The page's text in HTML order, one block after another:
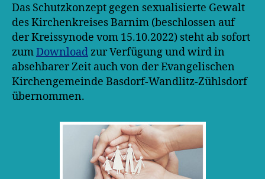
Das Schutzkonzept gegen sexualisierte Gewalt
des Kirchenkreises Barnim (beschlossen auf
der Kreissynode vom 15.10.2022) steht ab sofort
zumDownloadzur Verfügung und wird in
absehbarer Zeit auch von der Evangelischen
Kirchengemeinde Basdorf-Wandlitz-Zühlsdorf
übernommen.